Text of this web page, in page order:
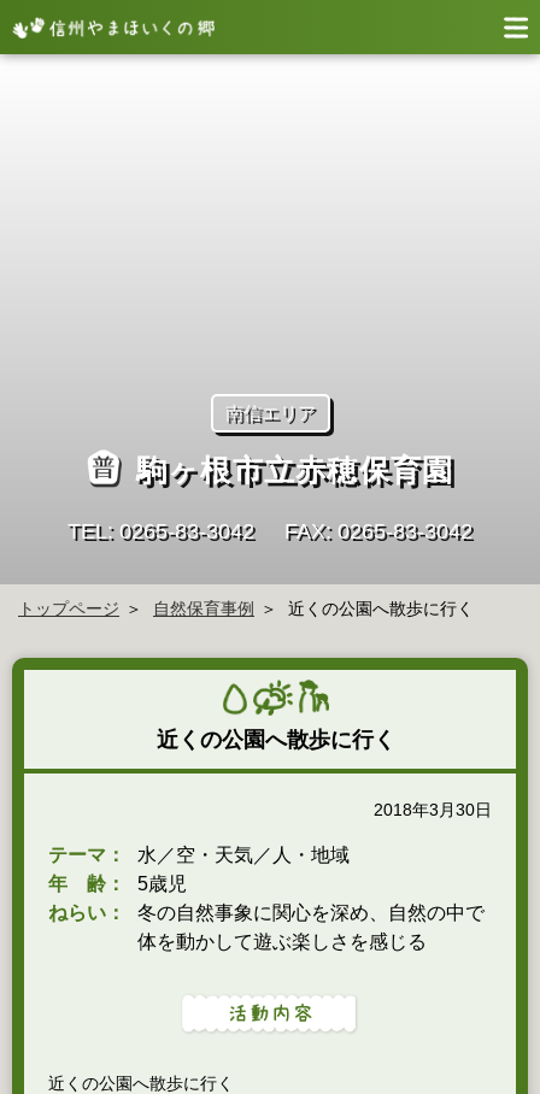
南信エリア
駒ヶ根市立赤穂保育園
TEL: 0265-83-3042 FAX: 0265-83-3042
トップページ 自然保育事例 近くの公園へ散歩に行く
近くの公園へ散歩に行く
2018年3月30日
テーマ：
水／空・天気／人・地域
年 齢：
5歳児
ねらい：
冬の自然事象に関心を深め、自然の中で
体を動かして遊ぶ楽しさを感じる
近くの公園へ散歩に行く